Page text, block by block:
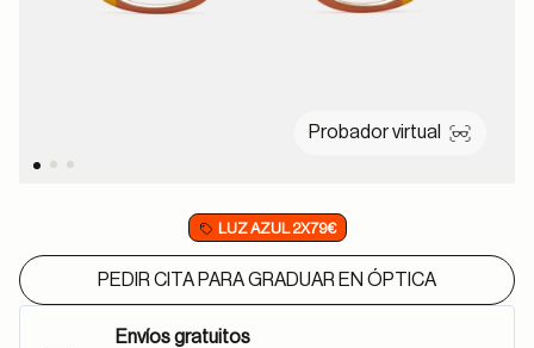
Probador virtual
LUZ AZUL 2X79€
PEDIR CITA PARA GRADUAR EN ÓPTICA
Envíos gratuitos